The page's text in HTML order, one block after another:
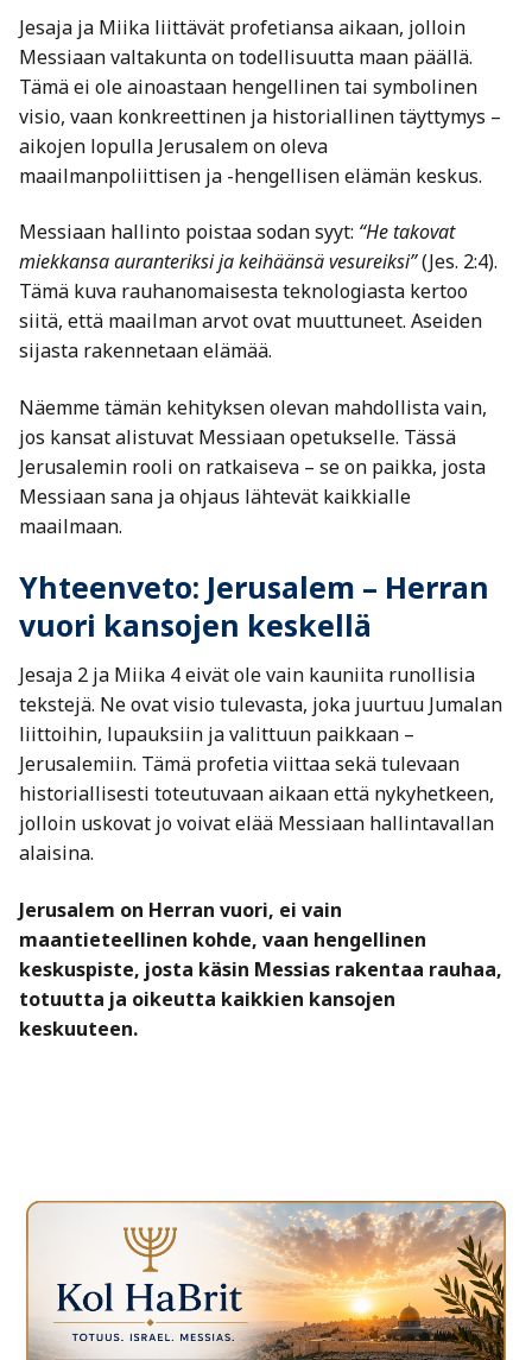
Jesaja ja Miika liittävät profetiansa aikaan, jolloin
Messiaan valtakunta on todellisuutta maan päällä.
Tämä ei ole ainoastaan hengellinen tai symbolinen
visio, vaan konkreettinen ja historiallinen täyttymys –
aikojen lopulla Jerusalem on oleva
maailmanpoliittisen ja -hengellisen elämän keskus.
Messiaan hallinto poistaa sodan syyt: “He takovat
miekkansa auranteriksi ja keihäänsä vesureiksi”(Jes. 2:4).
Tämä kuva rauhanomaisesta teknologiasta kertoo
siitä, että maailman arvot ovat muuttuneet. Aseiden
sijasta rakennetaan elämää.
Näemme tämän kehityksen olevan mahdollista vain,
jos kansat alistuvat Messiaan opetukselle. Tässä
Jerusalemin rooli on ratkaiseva – se on paikka, josta
Messiaan sana ja ohjaus lähtevät kaikkialle
maailmaan.
Yhteenveto: Jerusalem – Herran
vuori kansojen keskellä
Jesaja 2 ja Miika 4 eivät ole vain kauniita runollisia
tekstejä. Ne ovat visio tulevasta, joka juurtuu Jumalan
liittoihin, lupauksiin ja valittuun paikkaan –
Jerusalemiin. Tämä profetia viittaa sekä tulevaan
historiallisesti toteutuvaan aikaan että nykyhetkeen,
jolloin uskovat jo voivat elää Messiaan hallintavallan
alaisina.
Jerusalem on Herran vuori, ei vain
maantieteellinen kohde, vaan hengellinen
keskuspiste, josta käsin Messias rakentaa rauhaa,
totuutta ja oikeutta kaikkien kansojen
keskuuteen.